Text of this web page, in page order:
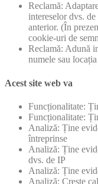
Reclamă:
intereselor dvs.
anterior. (În
cookie-uri de
Reclamă: Adună
numele sau locația
Acest site web va
Funcționalitate:
Funcționalitate:
Analiză: Ține
întreprinse
Analiză: Ține
dvs. de IP
Analiză: Ține
Analiză: Crește